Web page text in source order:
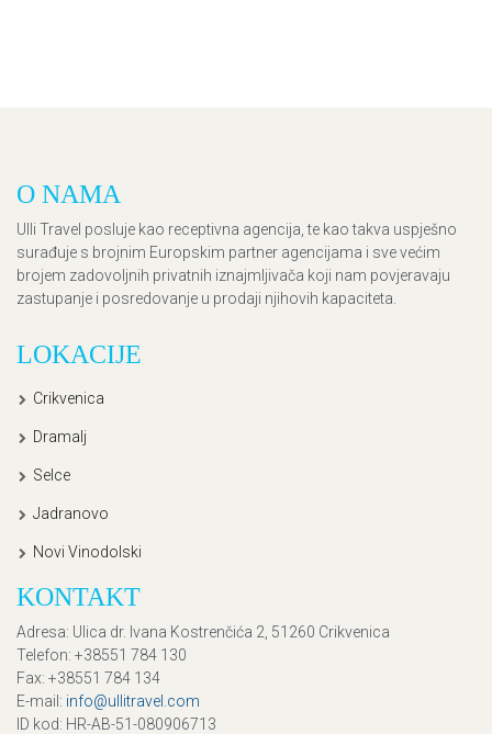
O NAMA
Ulli Travel posluje kao receptivna agencija, te kao takva uspješno
surađuje s brojnim Europskim partner agencijama i sve većim
brojem zadovoljnih privatnih iznajmljivača koji nam povjeravaju
zastupanje i posredovanje u prodaji njihovih kapaciteta.
LOKACIJE
Crikvenica
Dramalj
Selce
Jadranovo
Novi Vinodolski
KONTAKT
Adresa: Ulica dr. Ivana Kostrenčića 2, 51260 Crikvenica
Telefon: +38551 784 130
Fax: +38551 784 134
E-mail: info@ullitravel.com
ID kod: HR-AB-51-080906713